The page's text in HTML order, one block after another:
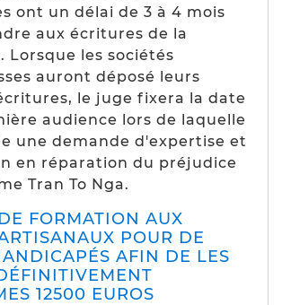
ont un délai de 3 à 4 mois
aux écritures de la
Lorsque les sociétés
auront déposé leurs
le juge fixera la date
audience lors de laquelle
une demande d'expertise et
en réparation du préjudice
Tran To Nga.
FORMATION AUX
POUR DE
AFIN DE LES
12500 EUROS